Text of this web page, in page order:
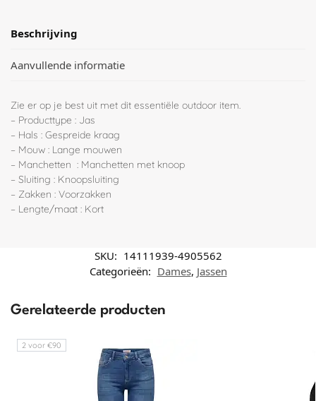
Beschrijving
Aanvullende informatie
Zie er op je best uit met dit essentiële outdoor item.
– Producttype : Jas
– Hals : Gespreide kraag
– Mouw : Lange mouwen
– Manchetten : Manchetten met knoop
– Sluiting : Knoopsluiting
– Zakken : Voorzakken
– Lengte/maat : Kort
SKU: 14111939-4905562
Categorieën: Dames, Jassen
Gerelateerde producten
2 voor €90